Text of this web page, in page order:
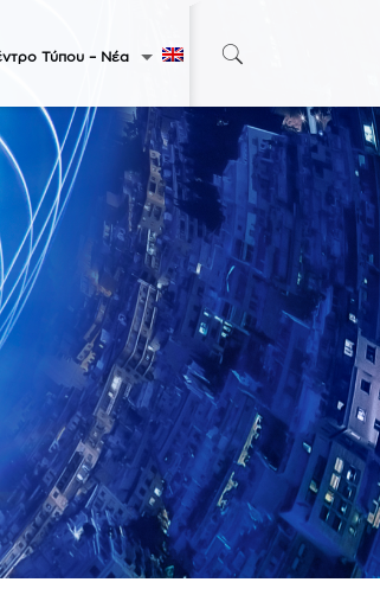
Τύπου – Νέα